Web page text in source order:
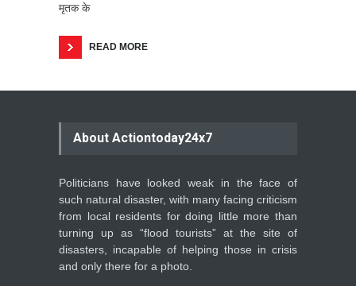
मृतक के
READ MORE
About Actiontoday24x7
Politicians have looked weak in the face of
such natural disaster, with many facing criticism
from local residents for doing little more than
turning up as “flood tourists” at the site of
disasters, incapable of helping those in crisis
and only there for a photo.